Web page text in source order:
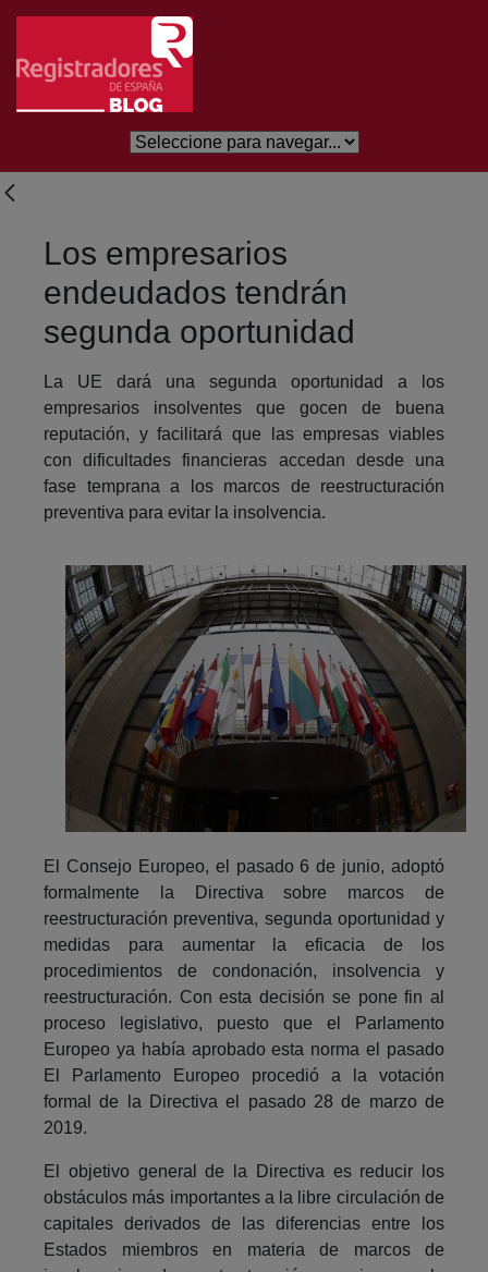
Skip to Main Content
Los empresarios
endeudados tendrán
segunda oportunidad
La UE dará una segunda oportunidad a los
empresarios insolventes que gocen de buena
reputación, y facilitará que las empresas viables
con dificultades financieras accedan desde una
fase temprana a los marcos de reestructuración
preventiva para evitar la insolvencia.
El Consejo Europeo, el pasado 6 de junio, adoptó
formalmente la Directiva sobre marcos de
reestructuración preventiva, segunda oportunidad y
medidas para aumentar la eficacia de los
procedimientos de condonación, insolvencia y
reestructuración. Con esta decisión se pone fin al
proceso legislativo, puesto que el Parlamento
Europeo ya había aprobado esta norma el pasado
El Parlamento Europeo procedió a la votación
formal de la Directiva el pasado 28 de marzo de
2019.
El objetivo general de la Directiva es reducir los
obstáculos más importantes a la libre circulación de
capitales derivados de las diferencias entre los
Estados miembros en materia de marcos de